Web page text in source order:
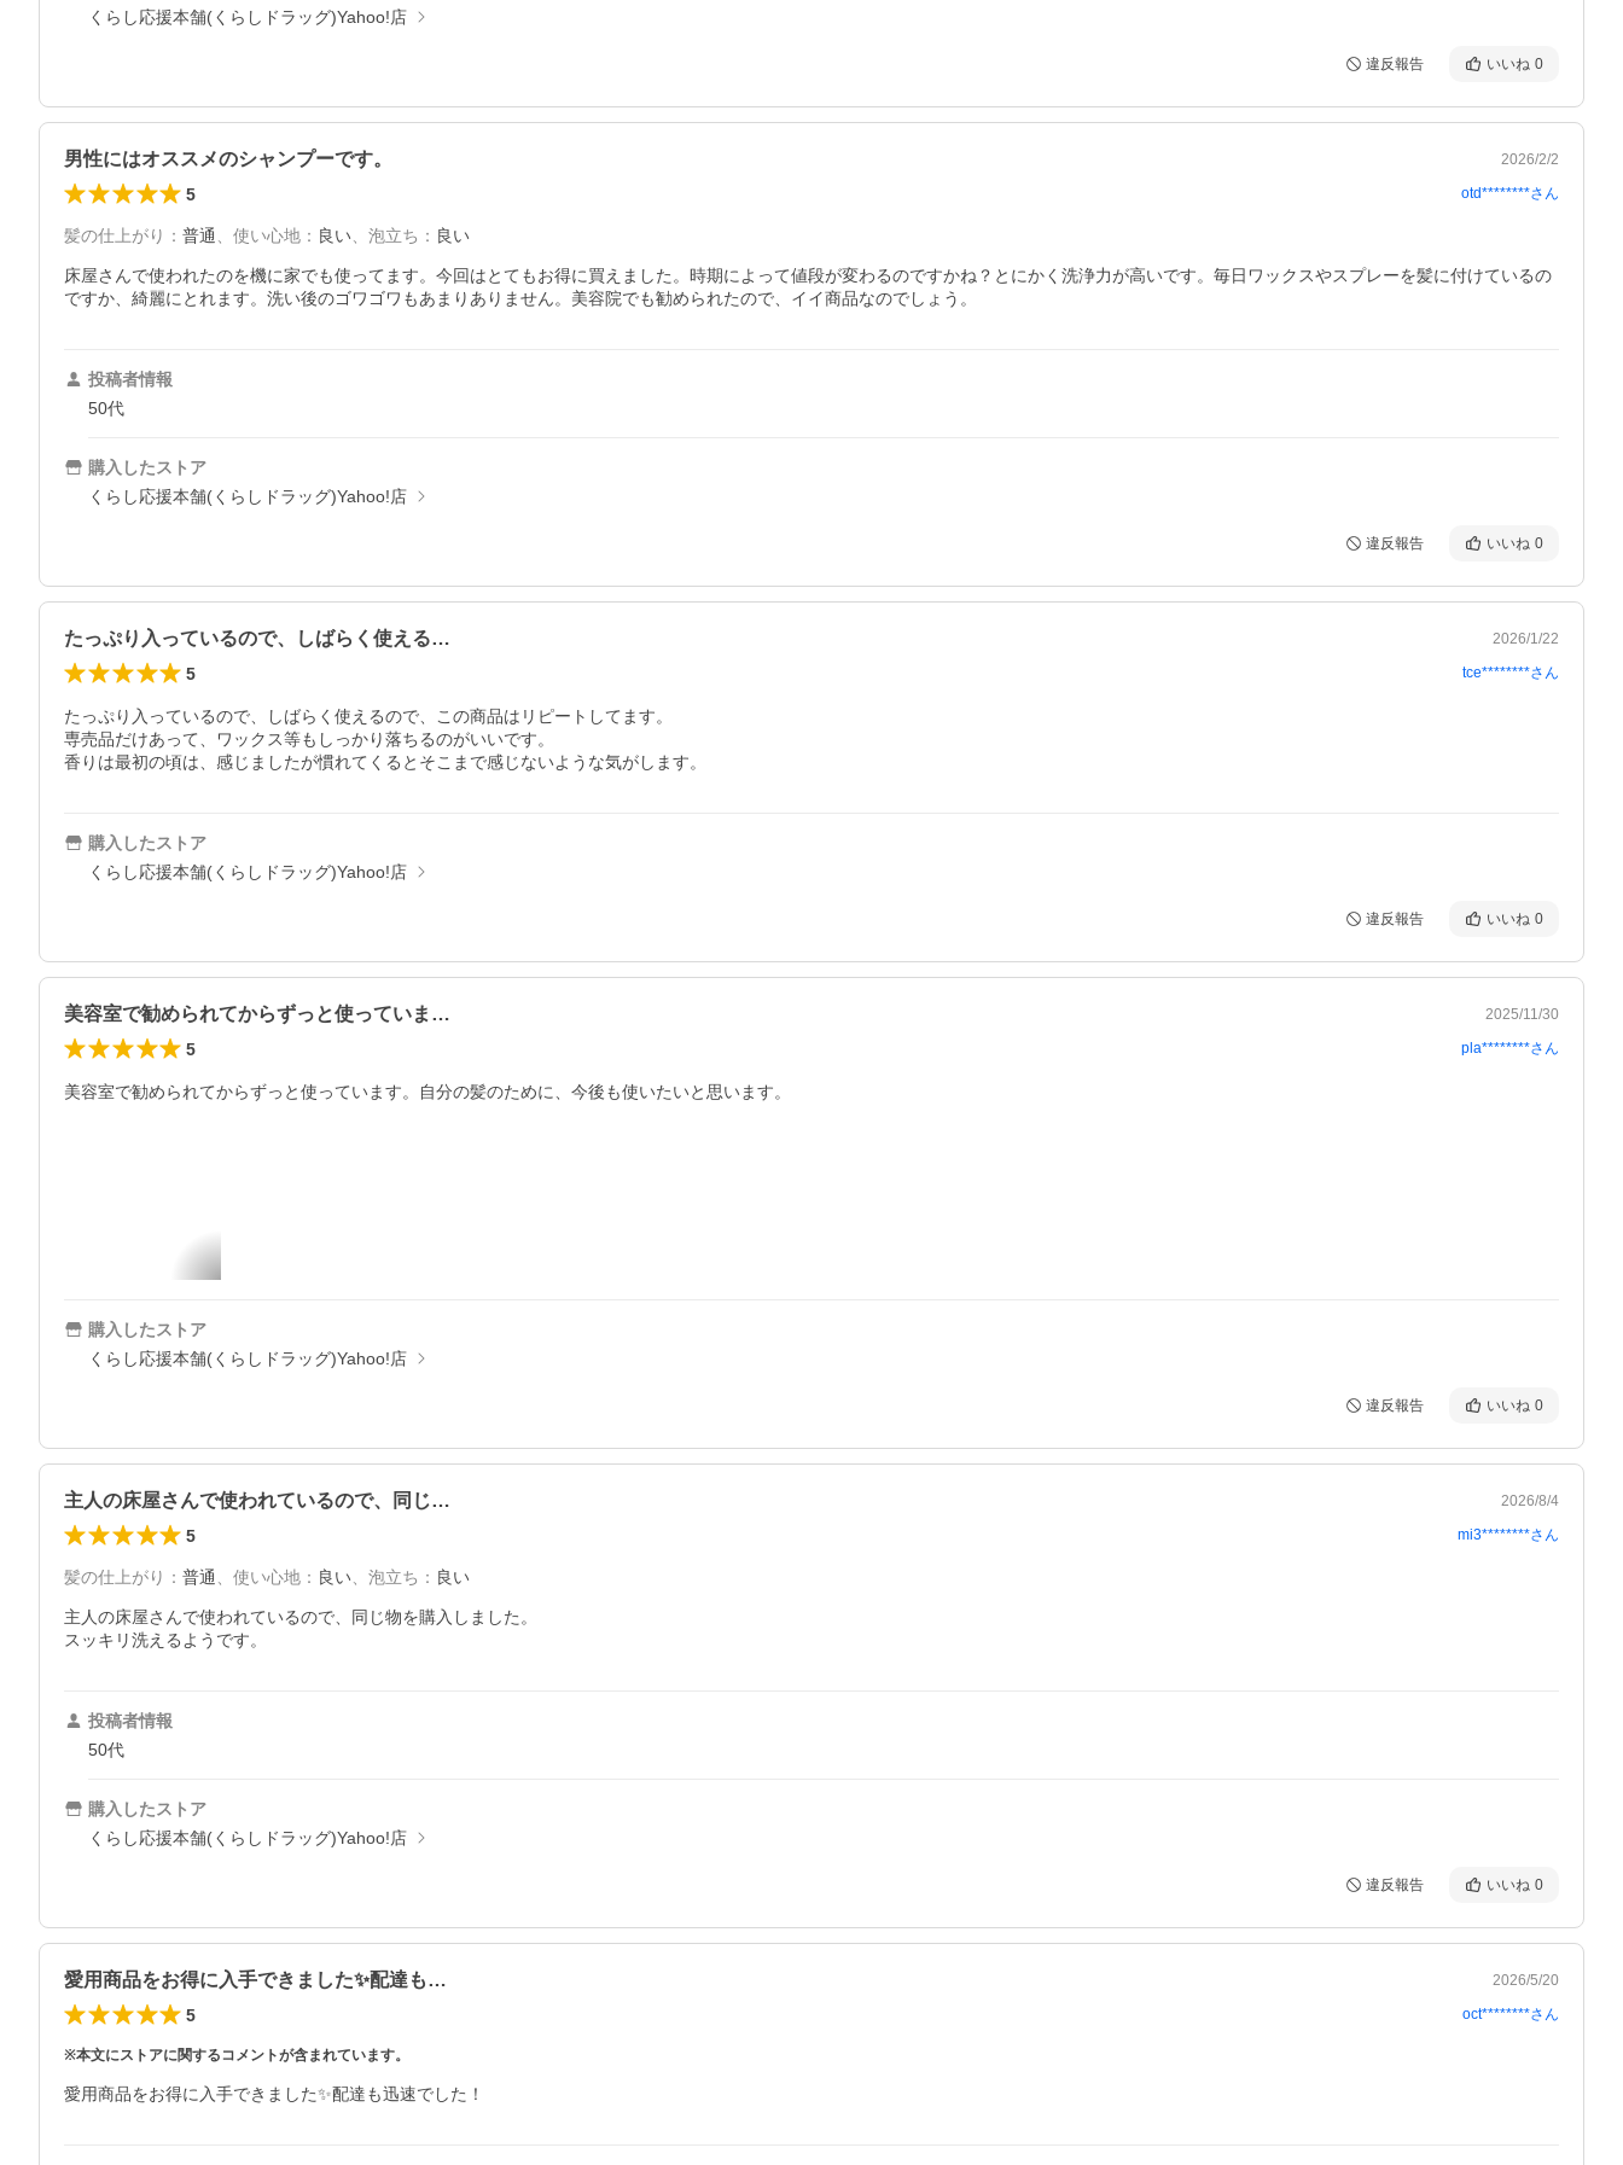
くらし応援本舗(くらしドラッグ)Yahoo!店
違反報告 いいね 0
男性にはオススメのシャンプーです。 2026/2/2
5 otd********さん
髪の仕上がり ： 普通 、 使い心地 ： 良い、 泡立ち ： 良い
床屋さんで使われたのを機に家でも使ってます。今回はとてもお得に買えました。時期によって値段が変わるのですかね？とにかく洗浄力が高いです。毎日ワックスやスプレーを髪に付けているの
ですか、綺麗にとれます。洗い後のゴワゴワもあまりありません。美容院でも勧められたので、イイ商品なのでしょう。
投稿者情報
50代
購入したストア
くらし応援本舗(くらしドラッグ)Yahoo!店
違反報告 いいね 0
たっぷり入っているので、しばらく使える… 2026/1/22
5 tce********さん
たっぷり入っているので、しばらく使えるので、この商品はリピートしてます。
専売品だけあって、ワックス等もしっかり落ちるのがいいです。
香りは最初の頃は、感じましたが慣れてくるとそこまで感じないような気がします。
購入したストア
くらし応援本舗(くらしドラッグ)Yahoo!店
違反報告 いいね 0
美容室で勧められてからずっと使っていま… 2025/11/30
5 pla********さん
美容室で勧められてからずっと使っています。自分の髪のために、今後も使いたいと思います。
購入したストア
くらし応援本舗(くらしドラッグ)Yahoo!店
違反報告 いいね 0
主人の床屋さんで使われているので、同じ… 2026/8/4
5 mi3********さん
髪の仕上がり ： 普通 、 使い心地 ： 良い、 泡立ち ： 良い
主人の床屋さんで使われているので、同じ物を購入しました。
スッキリ洗えるようです。
投稿者情報
50代
購入したストア
くらし応援本舗(くらしドラッグ)Yahoo!店
違反報告 いいね 0
愛用商品をお得に入手できました✨配達も… 2026/5/20
5 oct********さん
※本文にストアに関するコメントが含まれています。
愛用商品をお得に入手できました✨配達も迅速でした！